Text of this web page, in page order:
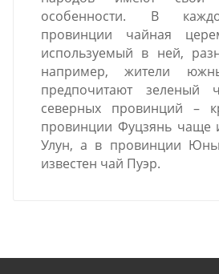
особенности. В
провинции чайная
используемый в ней,
например, жители
предпочитают зеленый
северных провинций –
провинции Фуцзянь чаще
Улун, а в провинции
известен чай Пуэр.